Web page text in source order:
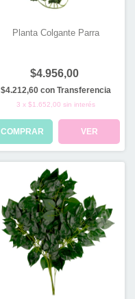
Planta Colgante Parra
$4.956,00
$4.212,60 con Transferencia
3 x $1.652,00 sin interés
COMPRAR VER